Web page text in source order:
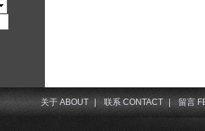
关于 ABOUT | 联系 CONTACT | 留言